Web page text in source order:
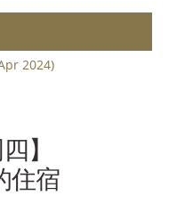
2024)
】
住宿